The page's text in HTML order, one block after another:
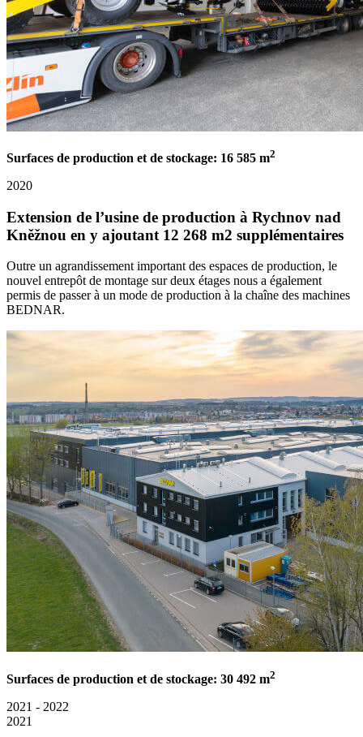
Surfaces de production et de stockage: 16 585 m2
2020
Extension de l’usine de production à Rychnov nad
Kněžnou en y ajoutant 12 268 m2 supplémentaires
Outre un agrandissement important des espaces de production, le
nouvel entrepôt de montage sur deux étages nous a également
permis de passer à un mode de production à la chaîne des machines
BEDNAR.
Surfaces de production et de stockage: 30 492 m2
2021 - 2022
2021